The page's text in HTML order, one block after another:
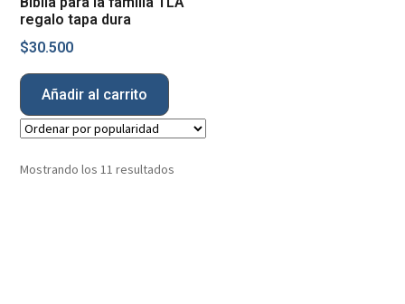
regalo tapa dura
$30.500
Añadir al carrito
Mostrando los 11 resultados